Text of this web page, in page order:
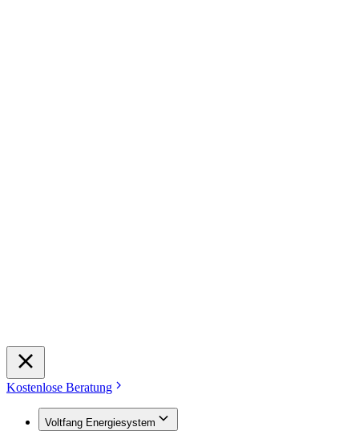
Kostenlose Beratung
Voltfang Energiesystem